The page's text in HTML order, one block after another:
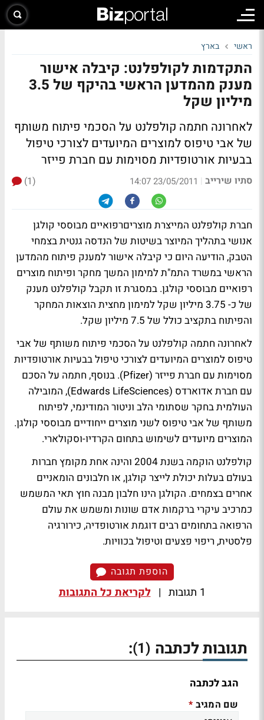
ראשי בארץ
התקדמות לקולפלנט: קיבלה אישור
מענק מהמדען הראשי בהיקף של 3.5
מיליון שקל
לאחרונה חתמה קולפלנט על הסכמי פיתוח משותף
של אבי טיפוס למוצרים המיועדים לצורכי טיפול
בבעיות אורטופדיות מסוימות עם חברת פייזר
סתיו שירייב |
23/05/2011 14:07
(1)
חברת קולפלנט המייצרת מוצריםרפואיים מבוססי קולגן
אנושי בתהליך המיוצר בשיטות של הנדסה גנטית בצמחי
הטבק, הודיעה היום כי קיבלה אישור למענק פיתוח מהמדען
הראשי במשרד התמ"ת למימון המשך מחקר ופיתוח מוצרים
רפואיים מבוססי קולגן. במסגרת זו תקבל קולפלנט מענק
של כ- 3.75 מיליון שקל למימון מחצית הוצאות המחקר
והפיתוח בתקציב כולל של 7.5 מיליון שקל.
לאחרונה חתמה קולפלנט על הסכמי פיתוח משותף של אבי
טיפוס למוצרים המיועדים לצורכי טיפול בבעיות אורטופדיות
מסוימות עם חברת פייזר (Pfizer). בנוסף, חתמה על הסכם
עם חברת אדוארדס (Edwards LifeSciences), המובילה
העולמית בחקר שסתומי הלב וניטור המודינמי, לפיתוח
משותף של אבי טיפוס לשני מוצרים ייחודיים מבוססי קולגן.
המוצרים מיועדים לשימוש בתחום הקרדיו-וסקולארי.
קולפלנט הוקמה בשנת 2004 והינה אחת מקומץ חברות
בעולם בעלות יכולת לייצר קולגן, או חלבונים הומאניים
אחרים בצמחים. הקולגן הינו חלבון מבנה חוץ תאי המשמש
כמרכיב עיקרי ברקמות אדם שונות ומשמש את עולם
הרפואה בתחומים רבים דוגמת אורטופדיה, כירורגיה
פלסטית, ריפוי פצעים וטיפול בכוויות.
הוספת תגובה
1 תגובות | לקריאת כל התגובות
תגובות לכתבה (1)
:
הגב לכתבה
שם המגיב *